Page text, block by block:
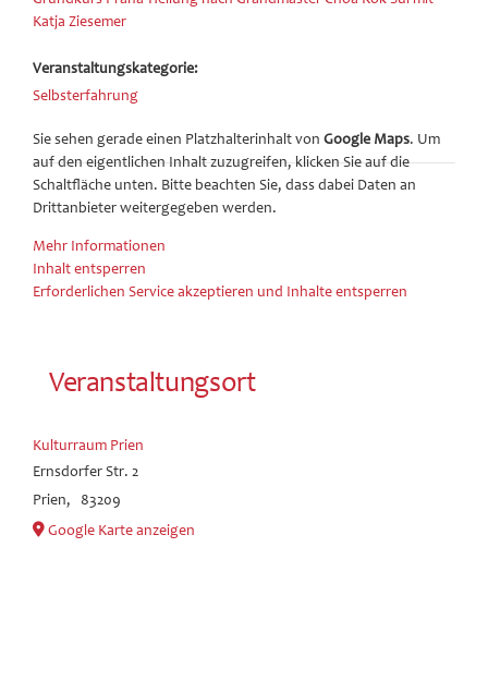
Katja Ziesemer
Veranstaltungskategorie:
Selbsterfahrung
Veranstaltungsort
Kulturraum Prien
Ernsdorfer Str. 2
Prien,
83209
Google Karte anzeigen
Sie sehen gerade einen Platzhalterinhalt von Google Maps. Um
auf den eigentlichen Inhalt zuzugreifen, klicken Sie auf die
Schaltfläche unten. Bitte beachten Sie, dass dabei Daten an
Drittanbieter weitergegeben werden.
Mehr Informationen
Inhalt entsperren
Erforderlichen Service akzeptieren und Inhalte entsperren